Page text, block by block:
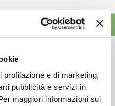
e di marketing,
pubblicità e servizi in
maggiori informazioni sui